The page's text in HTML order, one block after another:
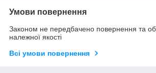
Умови повернення
Законом не передбачено повернення та
належної якості
Всі умови повернення